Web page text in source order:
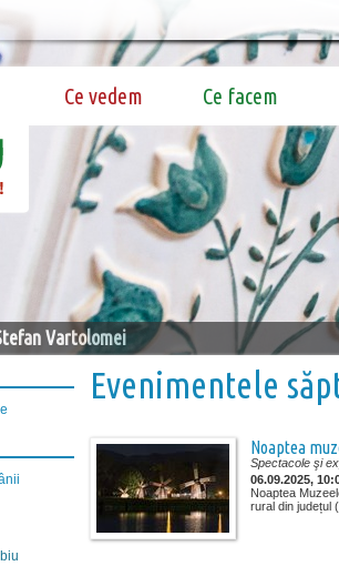
Ce vedem Ce facem
Vartolomei
Evenimentele
Noaptea
Spectacole şi
06.09.2025,
Noaptea
rural din județul